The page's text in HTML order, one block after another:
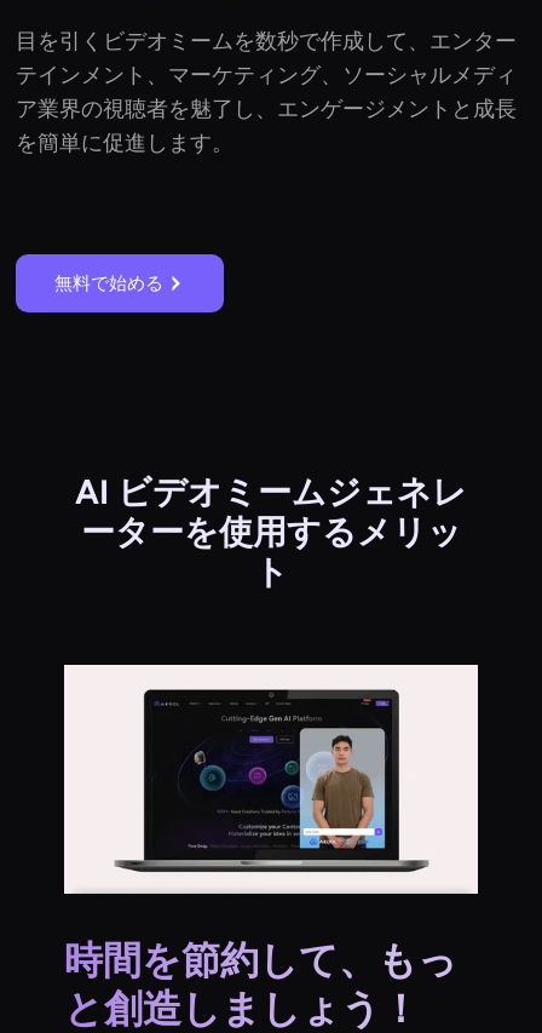
目を引くビデオミームを数秒で作成して、エンター
テインメント、マーケティング、ソーシャルメディ
ア業界の視聴者を魅了し、エンゲージメントと成長
を簡単に促進します。
無料で始める
AI ビデオミームジェネレ
ーターを使用するメリッ
ト
時間を節約して、もっ
と創造しましょう！